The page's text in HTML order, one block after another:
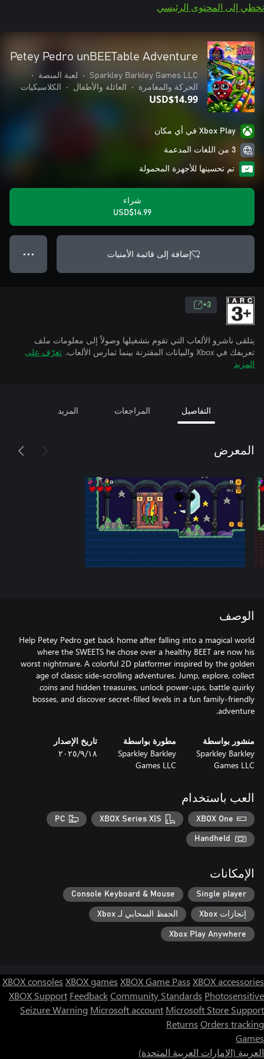
تخطي إلى المحتوى الرئيسي
Petey Pedro unBEETable Adventure
Sparkley Barkley Games LLC
• لعبة المنصة
•
الحركة والمغامرة
• العائلة والأطفال • الكلاسيكيات
USD$14.99
Xbox Play في أي مكان
3 من اللغات المدعمة
تم تحسينها للأجهزة المحمولة
شراء
USD$14.99
إضافة إلى قائمة الأمنيات ● ● ●
3+
يتلقى ناشرو الألعاب التي تقوم بتشغيلها وصولاً إلى معلومات ملف
تعريفك في Xbox والبيانات المقترنة بينما تمارس الألعاب.
تعرّف على
المزيد
التفاصيل المراجعات المزيد
المعرض
الوصف
Help Petey Pedro get back home after falling into a magical world
where the SWEETS he chose over a healthy BEET are now his
worst nightmare. A colorful 2D platformer inspired by the golden
age of classic side-scrolling adventures. Jump, explore, collect
coins and hidden treasures, unlock power-ups, battle quirky
bosses, and discover secret-filled levels in a fun family-friendly
adventure.
منشور بواسطة
Sparkley Barkley
Games LLC
مطورة بواسطة
Sparkley Barkley
Games LLC
تاريخ الإصدار
١٨‏/٩‏/٢٠٢٥
العب باستخدام
XBOX One
XBOX Series X|S
PC
Handheld
الإمكانات
Single player
Console Keyboard & Mouse
إنجازات Xbox الحفظ السحابي لـ Xbox
Xbox Play Anywhere
XBOX consoles XBOX games XBOX Game Pass XBOX accessories
XBOX Support FeedbackCommunity Standards Photosensitive
Seizure Warning Microsoft account Microsoft Store Support
Returns Orders tracking
Games
العربية (الإمارات العربية المتحدة)